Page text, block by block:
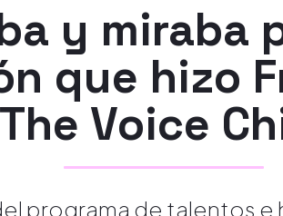
y miraba
que hizo
The Voice
programa de talentos e